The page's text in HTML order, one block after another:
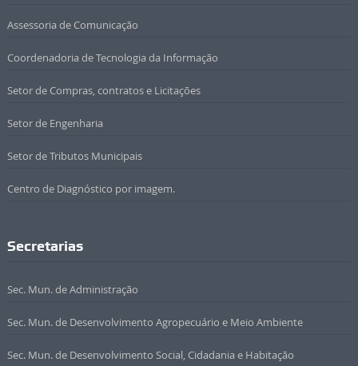
Assessoria de Comunicação
Coordenadoria de Tecnologia da Informação
Setor de Compras, contratos e Licitações
Setor de Engenharia
Setor de Tributos Municipais
Centro de Diagnóstico por imagem.
Secretarias
Sec. Mun. de Administração
Sec. Mun. de Desenvolvimento Agropecuário e Meio Ambiente
Sec. Mun. de Desenvolvimento Social, Cidadania e Habitação